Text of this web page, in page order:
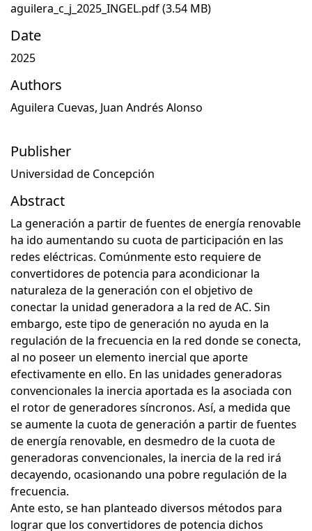
aguilera_c_j_2025_INGEL.pdf(3.54 MB)
Date
2025
Authors
Aguilera Cuevas, Juan Andrés Alonso
Publisher
Universidad de Concepción
Abstract
La generación a partir de fuentes de energía renovable
ha ido aumentando su cuota de participación en las
redes eléctricas. Comúnmente esto requiere de
convertidores de potencia para acondicionar la
naturaleza de la generación con el objetivo de
conectar la unidad generadora a la red de AC. Sin
embargo, este tipo de generación no ayuda en la
regulación de la frecuencia en la red donde se conecta,
al no poseer un elemento inercial que aporte
efectivamente en ello. En las unidades generadoras
convencionales la inercia aportada es la asociada con
el rotor de generadores síncronos. Así, a medida que
se aumente la cuota de generación a partir de fuentes
de energía renovable, en desmedro de la cuota de
generadoras convencionales, la inercia de la red irá
decayendo, ocasionando una pobre regulación de la
frecuencia.
Ante esto, se han planteado diversos métodos para
lograr que los convertidores de potencia dichos